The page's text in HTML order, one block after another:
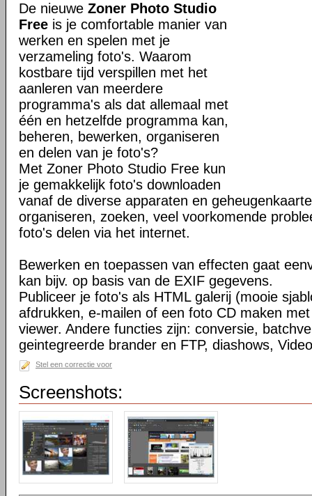
De nieuwe Zoner Photo Studio
Free is je comfortable manier van
werken en spelen met je
verzameling foto's. Waarom
kostbare tijd verspillen met het
aanleren van meerdere
programma's als dat allemaal met
één en hetzelfde programma kan,
beheren, bewerken, organiseren
en delen van je foto's?
Met Zoner Photo Studio Free kun
je gemakkelijk foto's downloaden
vanaf de diverse apparaten en
organiseren, zoeken, veel voorkomende
foto's delen via het internet.
Bewerken en toepassen van effecten gaat
kan bijv. op basis van de EXIF gegevens.
Publiceer je foto's als HTML galerij (mooie
afdrukken, e-mailen of een foto CD maken
viewer. Andere functies zijn: conversie,
geintegreerde brander en FTP, diashows,
Stel een correctie voor
Screenshots: